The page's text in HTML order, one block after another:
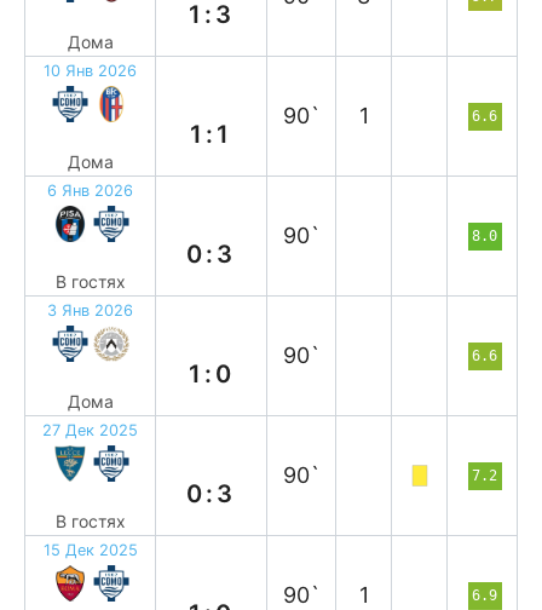
Дома
1:3
10 Янв 2026
Дома
1:1
90` 1 6.6
6 Янв 2026
В гостях
0:3
90` 8.0
3 Янв 2026
Дома
1:0
90` 6.6
27 Дек 2025
В гостях
0:3
90` 7.2
15 Дек 2025
90` 1 6.9